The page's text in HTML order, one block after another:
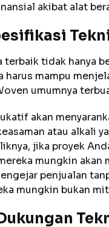
akibat alat
terbaik tidak hanya
harus mampu
umumnya
akan
atau alkali
jika proyek
mungkin akan
penjualan
mungkin bukan